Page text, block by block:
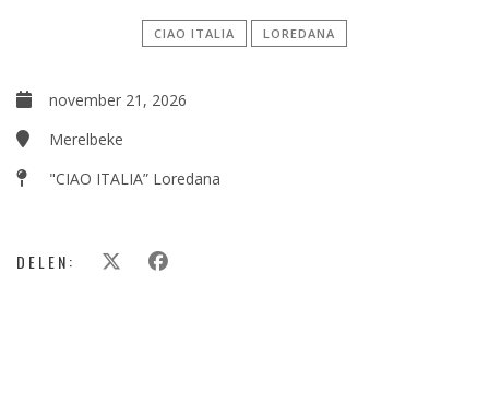
CIAO ITALIA LOREDANA
november 21, 2026
Merelbeke
"CIAO ITALIA” Loredana
DELEN: